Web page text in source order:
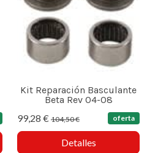
Kit Reparación Basculante
Beta Rev 04-08
99,28 € 104,50 € oferta
Detalles